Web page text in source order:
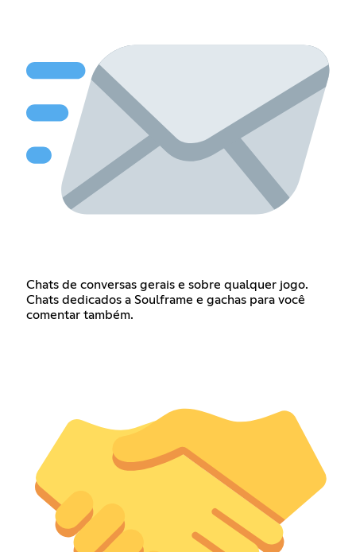
Chats de conversas gerais e sobre qualquer jogo.
Chats dedicados a Soulframe e gachas para você
comentar também.